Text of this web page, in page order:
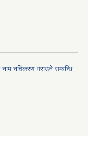
नाम नविकरण गराउने सम्बन्धि